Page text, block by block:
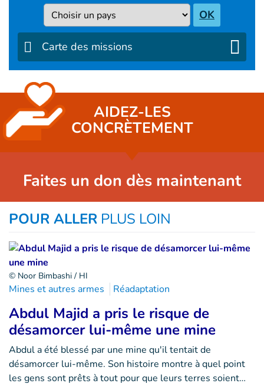
Pays OK
Carte des missions
AIDEZ-LES
CONCRÈTEMENT
Faites un don dès maintenant
POUR ALLER PLUS LOIN
© Noor Bimbashi / HI
Mines et autres armes Réadaptation
Abdul Majid a pris le risque de
désamorcer lui-même une mine
Abdul a été blessé par une mine qu'il tentait de
désamorcer lui-même. Son histoire montre à quel point
les gens sont prêts à tout pour que leurs terres soient…